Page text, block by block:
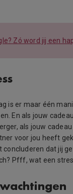
Zó word jij een
is er maar één
En als jouw
als jouw
voor jou heeft
concluderen dat jij
Pfff, wat een